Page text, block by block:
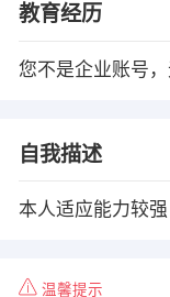
教育经历
您不是企业账号
自我描述
本人适应能力较
温馨提示